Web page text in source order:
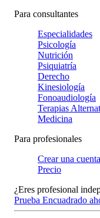
Para consultantes
Especialidades
Psicología
Nutrición
Psiquiatría
Derecho
Kinesiología
Fonoaudiología
Terapias
Medicina
Para profesionales
Crear una cuenta
Precio
¿Eres profesional
Prueba Encuadrado